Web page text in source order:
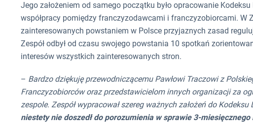
Jego założeniem od samego początku było opracowanie
współpracy pomiędzy franczyzodawcami i franczyzobiorcami. W
zainteresowanych powstaniem w Polsce przyjaznych zasad
Zespół odbył od czasu swojego powstania 10 spotkań
interesów wszystkich zainteresowanych stron.
– Bardzo dziękuję przewodniczącemu Pawłowi Traczowi z
Franczyzobiorców oraz przedstawicielom innych organizacji za
zespole. Zespół wypracował szereg ważnych założeń do
niestety nie doszedł do porozumienia w sprawie 3-